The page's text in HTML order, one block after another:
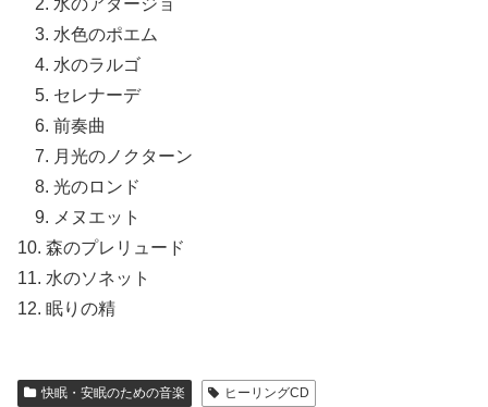
3. 水色のポエム
4. 水のラルゴ
5. セレナーデ
6. 前奏曲
7. 月光のノクターン
8. 光のロンド
9. メヌエット
10. 森のプレリュード
11. 水のソネット
12. 眠りの精
快眠・安眠のための音楽 ヒーリングCD